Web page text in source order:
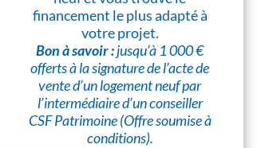
financement le plus adapté à
votre projet.
Bon à savoir :jusqu’à 1 000 €
offerts à la signature de l’acte de
vente d’un logement neuf par
l’intermédiaire d’un conseiller
CSF Patrimoine (Offre soumise à
conditions).